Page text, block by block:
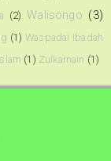
(2) Walisongo (3)
(1) Waspadai Ibadah
(1) Zulkarnain (1)